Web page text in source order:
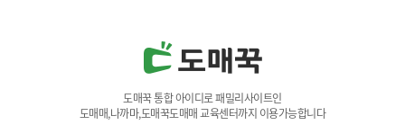
도매꾹 통합 아이디로 패밀리사이트인
도매매,나까마,도매꾹도매매 교육센터까지 이용가능합니다